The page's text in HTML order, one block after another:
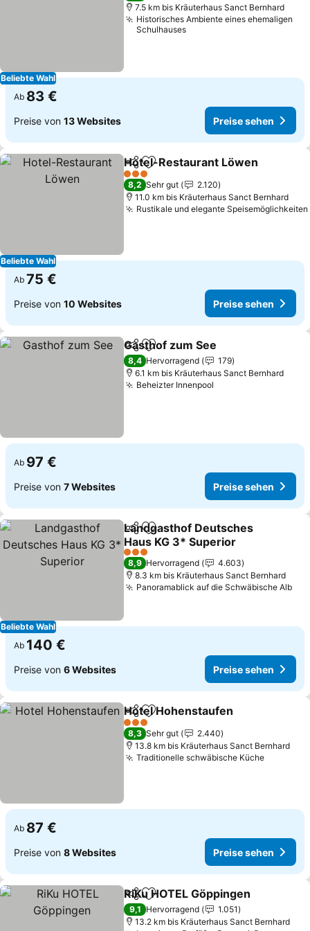
Beliebte Wahl
7.5 km bis Kräuterhaus Sanct Bernhard
Historisches Ambiente eines ehemaligen
Schulhauses
Ab 83 €
Preise von 13 Websites Preise sehen
Beliebte Wahl
TeilenZu Favoriten hinzufügen
Hotel-Restaurant Löwen
3 Sterne
8,2 Sehr gut
2.120
11.0 km bis Kräuterhaus Sanct Bernhard
Rustikale und elegante Speisemöglichkeiten
Ab 75 €
Preise von 10 Websites Preise sehen
TeilenZu Favoriten hinzufügen
Gasthof zum See
8,4 Hervorragend
179
6.1 km bis Kräuterhaus Sanct Bernhard
Beheizter Innenpool
Ab 97 €
Preise von 7 Websites Preise sehen
Beliebte Wahl
TeilenZu Favoriten hinzufügen
Landgasthof Deutsches
Haus KG 3* Superior
Preise sehen
3 Sterne
8,9 Hervorragend
4.603
8.3 km bis Kräuterhaus Sanct Bernhard
Panoramablick auf die Schwäbische Alb
Ab 140 €
Preise von 6 Websites Preise sehen
TeilenZu Favoriten hinzufügen
Hotel Hohenstaufen
3 Sterne
8,3 Sehr gut
2.440
13.8 km bis Kräuterhaus Sanct Bernhard
Traditionelle schwäbische KüchePreise
Ab 87 €
Preise von 8 Websites Preise sehen
TeilenZu Favoriten hinzufügen
RiKu HOTEL Göppingen
9,1 Hervorragend
1.051
13.2 km bis Kräuterhaus Sanct Bernhard